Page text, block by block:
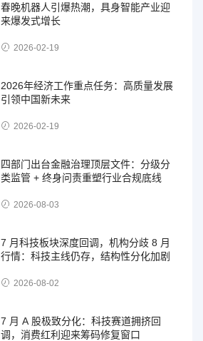
春晚机器人引爆热潮，具身智能产业迎
来爆发式增长
2026-02-19
2026年经济工作重点任务：高质量发展
引领中国新未来
2026-02-19
四部门出台金融治理顶层文件：分级分
类监管 + 终身问责重塑行业合规底线
2026-08-03
7 月科技板块深度回调，机构分歧 8 月
行情：科技主线仍存，结构性分化加剧
2026-08-02
7 月 A 股极致分化：科技赛道拥挤回
调，消费红利迎来筹码修复窗口